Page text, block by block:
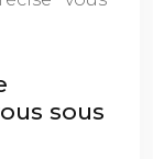
sous